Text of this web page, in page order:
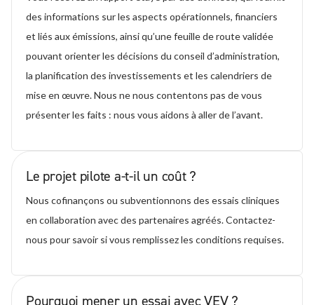
des informations sur les aspects opérationnels, financiers
et liés aux émissions, ainsi qu’une feuille de route validée
pouvant orienter les décisions du conseil d’administration,
la planification des investissements et les calendriers de
mise en œuvre. Nous ne nous contentons pas de vous
présenter les faits : nous vous aidons à aller de l’avant.
Le projet pilote a-t-il un coût ?
Nous cofinançons ou subventionnons des essais cliniques
en collaboration avec des partenaires agréés. Contactez-
nous pour savoir si vous remplissez les conditions requises.
Pourquoi mener un essai avec VEV ?